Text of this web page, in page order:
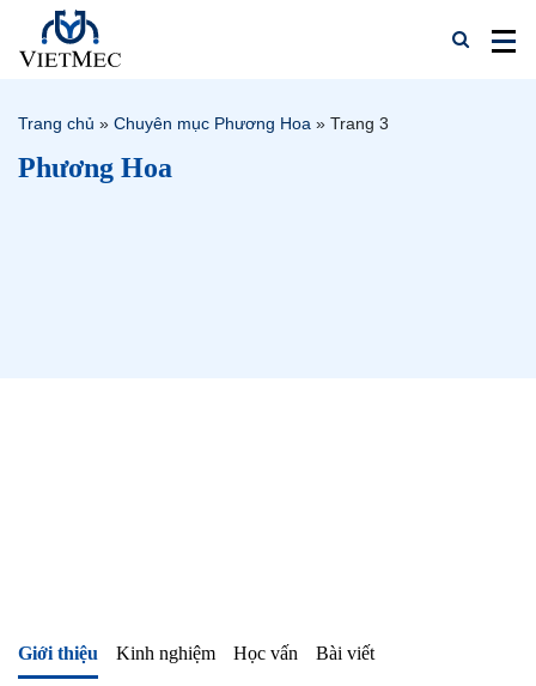
Trang chủ » Chuyên mục Phương Hoa » Trang 3
Phương Hoa
Giới thiệu Kinh nghiệm Học vấn Bài viết